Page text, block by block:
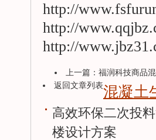
http://
http://
http://
上一篇： 福润科技商品
返回文章列表混凝土
高效环保二次投
楼设计方案